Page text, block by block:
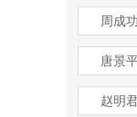
周成功
唐景
赵明